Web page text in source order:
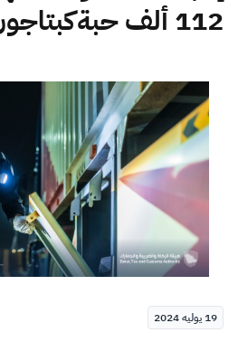
بحث
اقتراحات
الزكاة الجمارك
ضريبة
الإقرار الضريبي
التصرفات
112 ألف حبةكبتاجون
19 يوليه 2024